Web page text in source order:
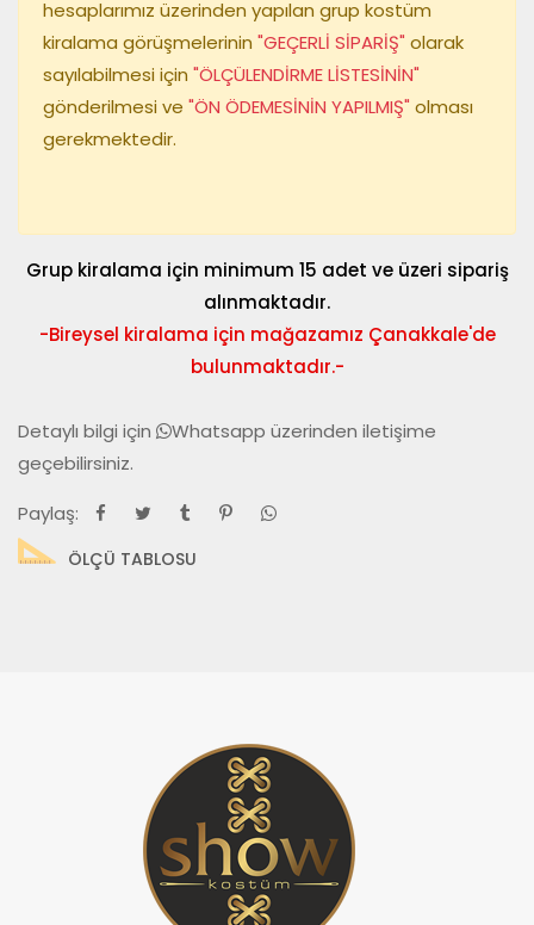
hesaplarımız üzerinden yapılan grup kostüm
kiralama görüşmelerinin "GEÇERLİ SİPARİŞ" olarak
sayılabilmesi için "ÖLÇÜLENDİRME LİSTESİNİN"
gönderilmesi ve "ÖN ÖDEMESİNİN YAPILMIŞ" olması
gerekmektedir.
Grup kiralama için minimum 15 adet ve üzeri sipariş
alınmaktadır.
-Bireysel kiralama için mağazamız Çanakkale'de
bulunmaktadır.-
Detaylı bilgi için Whatsapp üzerinden iletişime
geçebilirsiniz.
Paylaş:
ÖLÇÜ TABLOSU